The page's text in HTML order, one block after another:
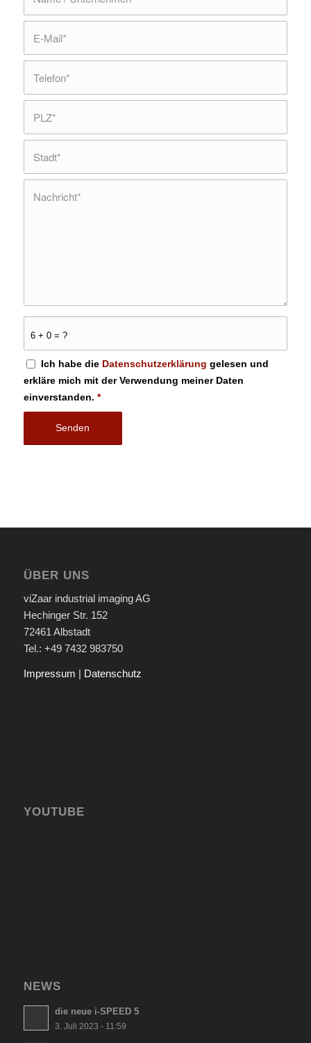
6 + 0 = ?
Ich habe die Datenschutzerklärung gelesen und
erkläre mich mit der Verwendung meiner Daten
einverstanden. *
ÜBER UNS
viZaar industrial imaging AG
Hechinger Str. 152
72461 Albstadt
Tel.: +49 7432 983750
Impressum | Datenschutz
YOUTUBE
NEWS
die neue i-SPEED 5
3. Juli 2023 - 11:59